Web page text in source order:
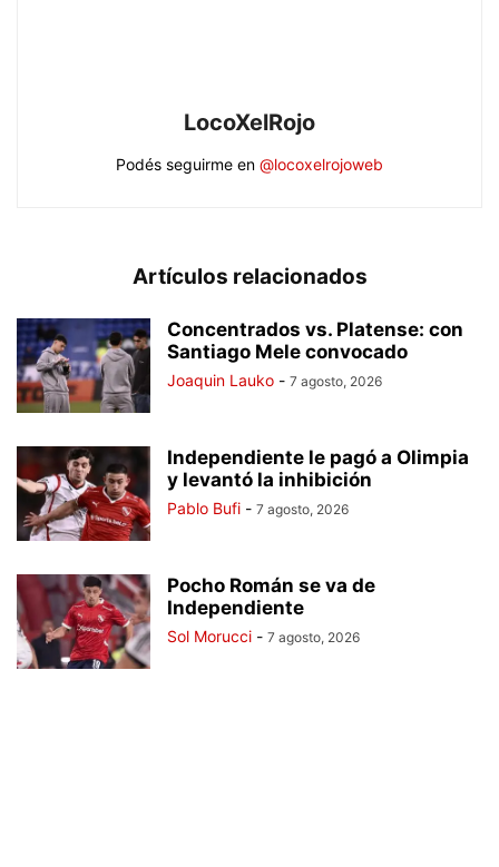
LocoXelRojo
Podés seguirme en @locoxelrojoweb
Artículos relacionados
Concentrados vs. Platense: con
Santiago Mele convocado
Joaquin Lauko - 7 agosto, 2026
Independiente le pagó a Olimpia
y levantó la inhibición
Pablo Bufi - 7 agosto, 2026
Pocho Román se va de
Independiente
Sol Morucci - 7 agosto, 2026